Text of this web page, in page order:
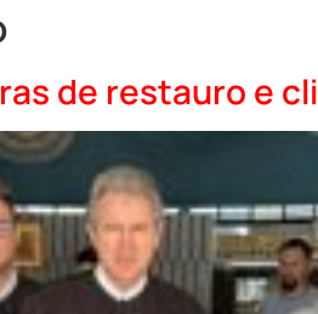
de restauro e